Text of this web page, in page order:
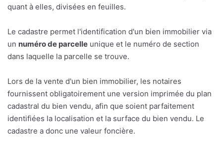
quant à elles, divisées en feuilles.
Le cadastre permet l'identification d'un bien immobilier via
un numéro de parcelle unique et le numéro de section
dans laquelle la parcelle se trouve.
Lors de la vente d'un bien immobilier, les notaires
fournissent obligatoirement une version imprimée du plan
cadastral du bien vendu, afin que soient parfaitement
identifiées la localisation et la surface du bien vendu. Le
cadastre a donc une valeur foncière.